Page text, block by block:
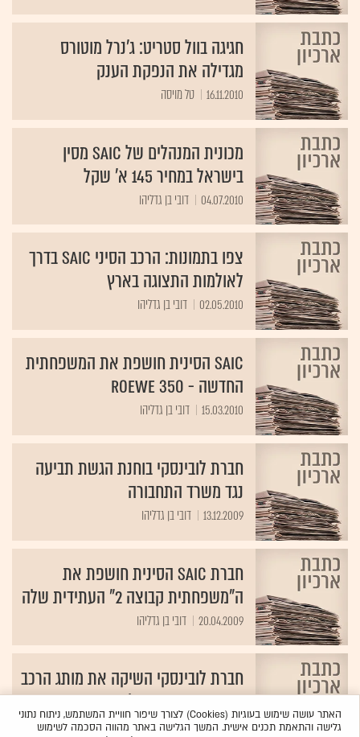
חגיגה בוול סטריט: ג'נרל מוטורס
מגדילה את הנפקת הענק
16.11.2010 טל מויסה
מכונית המנהלים של SAIC מסין
בישראל במחיר 145 א' שקל
04.07.2010 דובי בן גדליהו
צפו בתמונות: הרכב הסיני SAIC בדרך
לאולמות התצוגה בארץ
02.05.2010 דובי בן גדליהו
SAIC הסינית חושפת את המשפחתית
החדשה - ROEWE 350
15.03.2010 דובי בן גדליהו
חברת לובינסקי בוחנת הגשת תביעה
נגד משרד התחבורה
13.12.2009 דובי בן גדליהו
חברת SAIC הסינית חושפת את
ה"משפחתית קבוצה 2" העתידית שלה
20.04.2009 דובי בן גדליהו
חברת לובינסקי השיקה את מותג הרכב
הסיני SAIC בישראל
17.03.2009 דובי בן גדליהו
האתר עושה שימוש בעוגיות (Cookies) לצורך שיפור חוויית המשתמש, ניתוח נתוני
גלישה והתאמת תכנים אישית. המשך הגלישה באתר מהווה הסכמה לשימוש